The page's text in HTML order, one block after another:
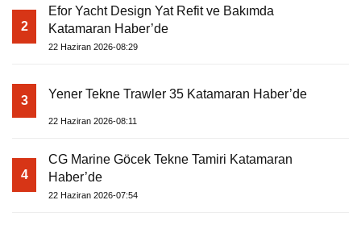
2
Efor Yacht Design Yat Refit ve Bakımda
Katamaran Haber’de
22 Haziran 2026-08:29
3 Yener Tekne Trawler 35 Katamaran Haber’de
22 Haziran 2026-08:11
4
CG Marine Göcek Tekne Tamiri Katamaran
Haber’de
22 Haziran 2026-07:54